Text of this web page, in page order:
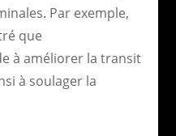
Par exemple,
que
à améliorer la transit
à soulager la